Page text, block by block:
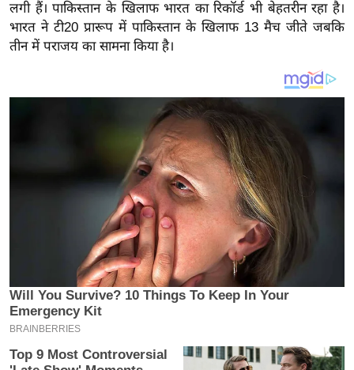
ब
ज
ट
ल
2
6
इ
लगी हैं। पाकिस्तान के खिलाफ भारत का रिकॉर्ड भी बेहतरीन रहा है।
भारत ने टी20 प्रारूप में पाकिस्तान के खिलाफ 13 मैच जीते जबकि
तीन में पराजय का सामना किया है।